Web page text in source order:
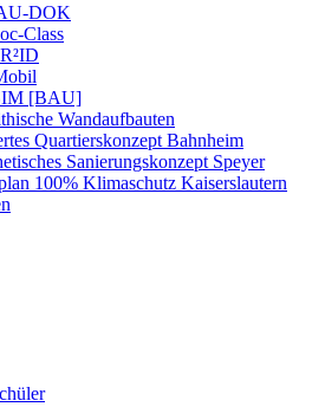
DOK
Class
[BAU]
Wandaufbauten
Quartierskonzept Bahnheim
Sanierungskonzept Speyer
100% Klimaschutz Kaiserslautern